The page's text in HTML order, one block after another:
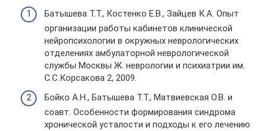
Батышева Т.Т., Костенко Е.В., Зайцев К.А. Опыт
организации работы кабинетов клинической
нейропсихологии в окружных неврологических
отделениях амбулаторной неврологической
службы Москвы Ж. неврологии и психиатрии им.
С.С.Корсакова 2, 2009.
Бойко А.Н., Батышева Т.Т., Матвиевская О.В. и
соавт. Особенности формирования синдрома
хронической усталости и подходы к его лечению